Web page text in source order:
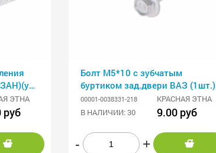
ЭТНА
руб
Болт М5*10 с зубчатым
буртиком зад.двери ВАЗ (1шт.)
00001-0038331-218
КРАСНАЯ ЭТНА
В НАЛИЧИИ: 30
9.00 руб
- +